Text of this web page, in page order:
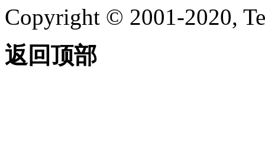
Copyright © 2001-2020,
返回顶部